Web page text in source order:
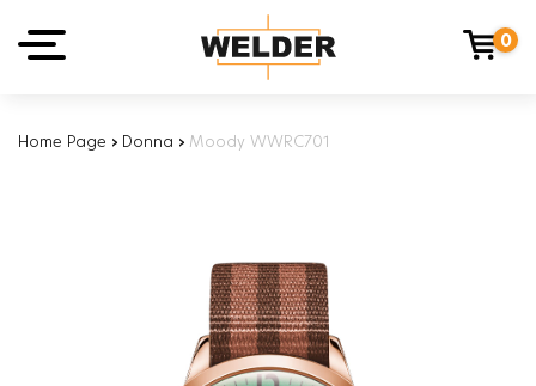
0
Home Page › Donna › Moody WWRC701